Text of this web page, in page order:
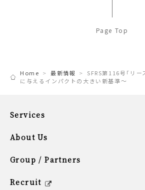
Page Top
Home 最新情報
SFRS第116号｢リ
に与えるインパクトの大きい新基準～
Services
About Us
Group / Partners
Recruit